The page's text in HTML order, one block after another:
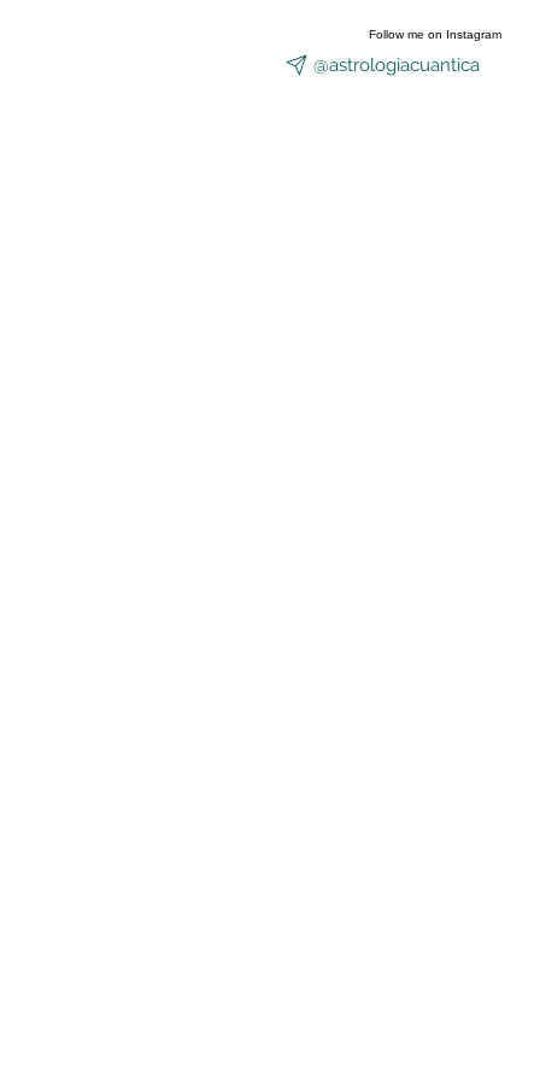
Follow me on Instagram
@astrologiacuantica